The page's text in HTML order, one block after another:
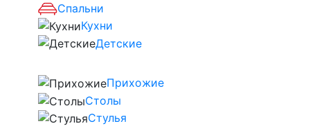
Спальни
Кухни
Детские
Прихожие
Столы
Стулья